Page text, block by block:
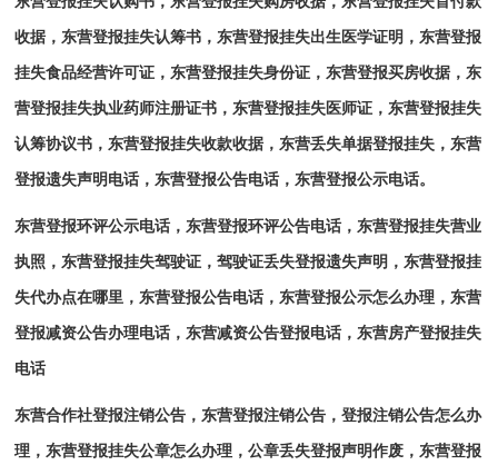
收据，东营登报挂失认筹书，东营登报挂失出生医学证明，东营登报
挂失食品经营许可证，东营登报挂失身份证，东营登报买房收据，东
营登报挂失执业药师注册证书，东营登报挂失医师证，东营登报挂失
认筹协议书，东营登报挂失收款收据，东营丢失单据登报挂失，东营
登报遗失声明电话，东营登报公告电话，东营登报公示电话。
东营登报环评公示电话，东营登报环评公告电话，东营登报挂失营业
执照，东营登报挂失驾驶证，驾驶证丢失登报遗失声明，东营登报挂
失代办点在哪里，东营登报公告电话，东营登报公示怎么办理，东营
登报减资公告办理电话，东营减资公告登报电话，东营房产登报挂失
电话
东营合作社登报注销公告，东营登报注销公告，登报注销公告怎么办
理，东营登报挂失公章怎么办理，公章丢失登报声明作废，东营登报